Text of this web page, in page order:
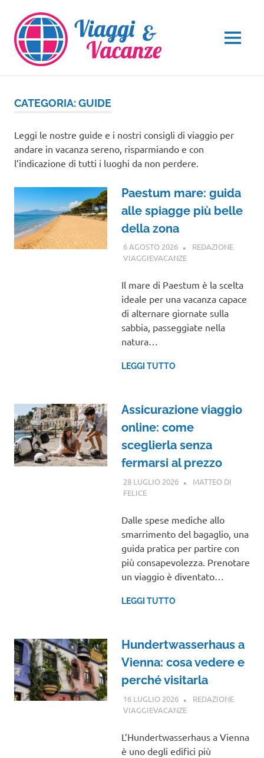
contenuto
MENU
CATEGORIA:GUIDE
Leggi le nostre guide e i nostri consigli di viaggio per
andare in vacanza sereno, risparmiando e con
l’indicazione di tutti i luoghi da non perdere.
Paestum mare: guida
alle spiagge più belle
della zona
6 AGOSTO 2026
REDAZIONE
VIAGGIEVACANZEGUIDE
Il mare di Paestum è la scelta
ideale per una vacanza capace
di alternare giornate sulla
sabbia, passeggiate nella
natura…
LEGGI TUTTO
Assicurazione viaggio
online: come
sceglierla senza
fermarsi al prezzo
28 LUGLIO 2026
MATTEO DI
FELICEGUIDE
Dalle spese mediche allo
smarrimento del bagaglio, una
guida pratica per partire con
più consapevolezza. Prenotare
un viaggio è diventato…
LEGGI TUTTO
Hundertwasserhaus a
Vienna: cosa vedere e
perché visitarla
16 LUGLIO 2026
REDAZIONE
VIAGGIEVACANZEGUIDE
L’Hundertwasserhaus a Vienna
è uno degli edifici più